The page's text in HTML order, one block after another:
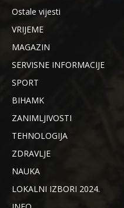
Ostale vijesti
VRIJEME
MAGAZIN
SERVISNE INFORMACIJE
SPORT
BIHAMK
ZANIMLJIVOSTI
TEHNOLOGIJA
ZDRAVLJE
NAUKA
LOKALNI IZBORI 2024.